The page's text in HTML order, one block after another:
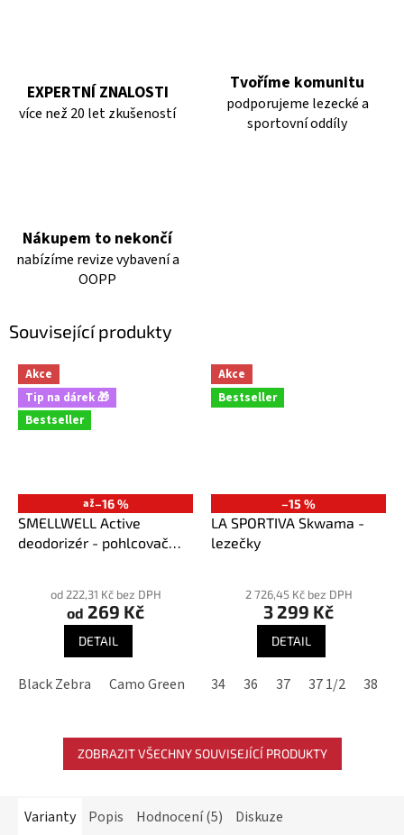
EXPERTNÍ ZNALOSTI
více než 20 let zkušeností
Tvoříme komunitu
podporujeme lezecké a
sportovní oddíly
Nákupem to nekončí
nabízíme revize vybavení a
OOPP
Související produkty
Akce
Tip na dárek 🎁
Bestseller
až–16 %
SMELLWELL Active
deodorizér - pohlcovač
hodnocení
produktu
5
od 222,31 Kč bez DPH
od 269 Kč
DETAIL
Black Zebra Camo Green Geometric Black/White
Akce
Bestseller
–15 %
LA SPORTIVA Skwama -
lezečky
hodnocení
produktu
5
2 726,45 Kč bez DPH
3 299 Kč
DETAIL
34 36 37 37 1/2 38
ZOBRAZIT VŠECHNY SOUVISEJÍCÍ PRODUKTY
Varianty Popis Hodnocení (5) Diskuze